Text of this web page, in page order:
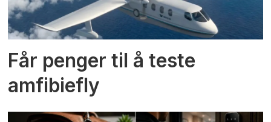
Får penger til å teste
amfibiefly